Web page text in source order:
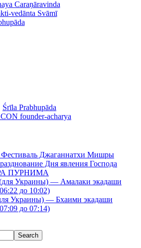
Śrīla Prabhupāda
founder-acharya
Джаганнатхи Мишры
Дня явления Господа
ПУРНИМА
Украины) — Амалаки экадаши
до 10:02)
Украины) — Бхаими экадаши
до 07:14)
Search